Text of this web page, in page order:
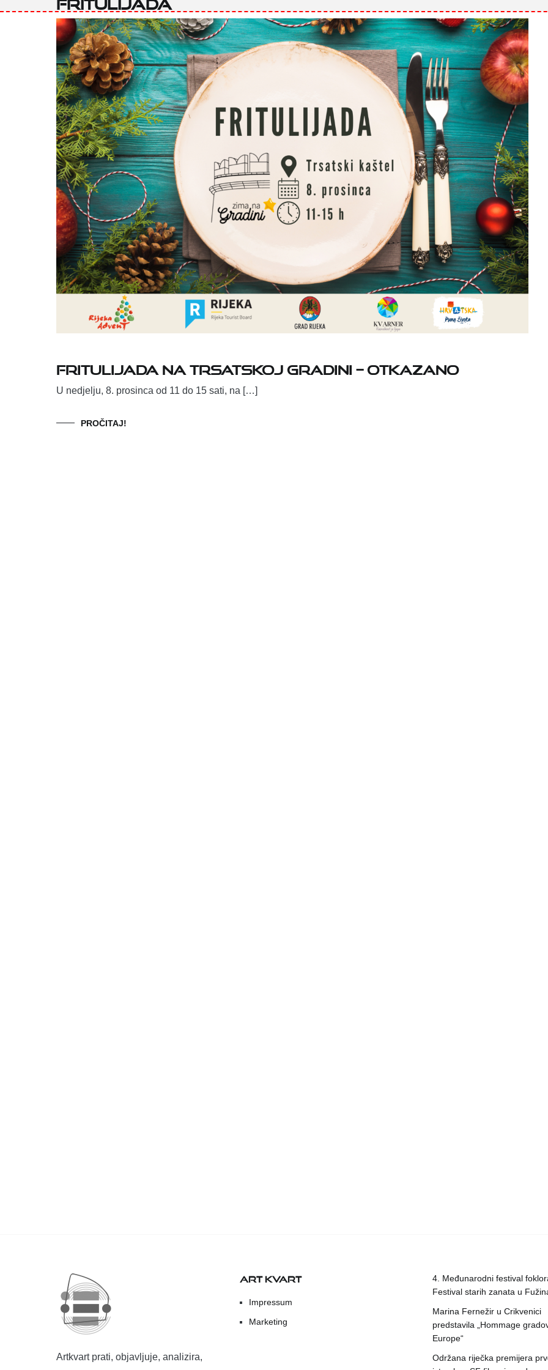
Fritulijada na Trsatskoj gradini – OTKAZANO
U nedjelju, 8. prosinca od 11 do 15 sati, na […]
PROČITAJ!
Artkvart prati, objavljuje, analizira,
ART KVART
Impressum
Marketing
4. Međunarodni festival
Festival starih zanata u
Marina Fernežir u Crikvenici
predstavila „Hommage
Europe“
Održana riječka premijera